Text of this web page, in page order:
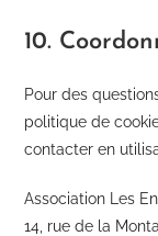
10.
Pour des
politique de
contacter en
Association Les
14, rue de la